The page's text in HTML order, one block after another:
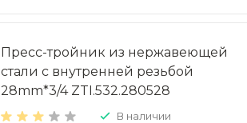
Пресс-тройник из нержавеющей
стали с внутренней резьбой
28mm*3/4 ZTI.532.280528
В наличии